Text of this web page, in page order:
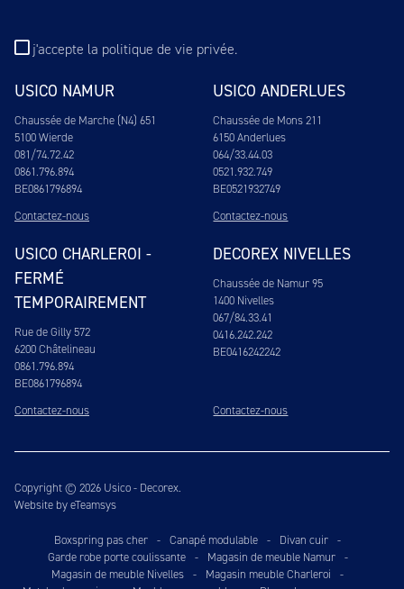
j'accepte la politique de vie privée.
USICO NAMUR
Chaussée de Marche (N4) 651
5100 Wierde
081/74.72.42
0861.796.894
BE0861796894
Contactez-nous
USICO ANDERLUES
Chaussée de Mons 211
6150 Anderlues
064/33.44.03
0521.932.749
BE0521932749
Contactez-nous
USICO CHARLEROI -
FERMÉ
TEMPORAIREMENT
Rue de Gilly 572
6200 Châtelineau
0861.796.894
BE0861796894
Contactez-nous
DECOREX NIVELLES
Chaussée de Namur 95
1400 Nivelles
067/84.33.41
0416.242.242
BE0416242242
Contactez-nous
Copyright © 2026 Usico - Decorex.
Website by eTeamsys
Boxspring pas cher - Canapé modulable - Divan cuir -
Garde robe porte coulissante
- Magasin de meuble Namur
-
Magasin de meuble Nivelles - Magasin meuble Charleroi
-